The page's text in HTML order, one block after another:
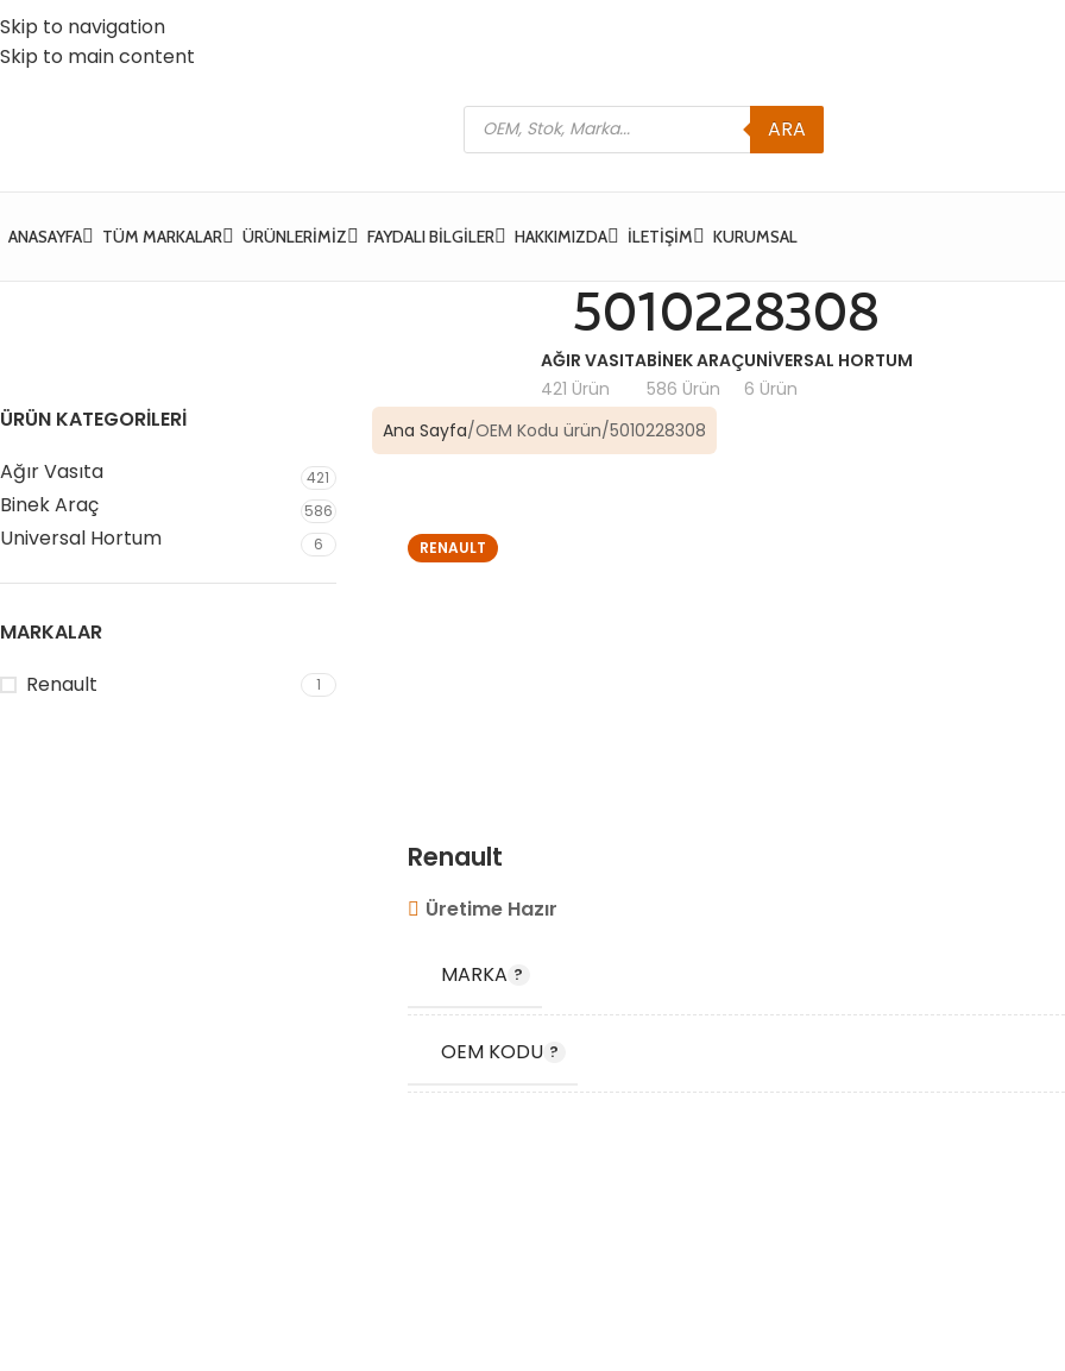
Skip to navigation
Skip to main content
Vatan Mh. Kızılcık Sk. No:37 Yıldırım / Bursa
ARA
ANASAYFA TÜM MARKALAR ÜRÜNLERIMIZ FAYDALI BILGILER HAKKIMIZDA İLETIŞIM KURUMSAL
5010228308
AĞIR VASITA
421 Ürün
BINEK ARAÇ
586 Ürün
UNIVERSAL HORTUM
6 Ürün
ÜRÜN KATEGORİLERİ
Ağır Vasıta
421
Binek Araç 586
Universal Hortum 6
MARKALAR
Renault
1
Ana Sayfa OEM Kodu ürün 5010228308
RENAULT
Renault
Üretime Hazır
MARKA
OEM KODU